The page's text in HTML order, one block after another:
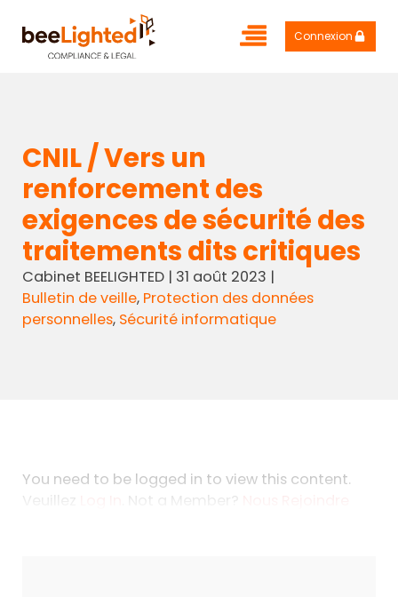
Connexion
CNIL / Vers un
renforcement des
exigences de sécurité des
traitements dits critiques
Cabinet BEELIGHTED| 31 août 2023 |
Bulletin de veille, Protection des données
personnelles, Sécurité informatique
You need to be logged in to view this content.
Veuillez
. Not a Member?